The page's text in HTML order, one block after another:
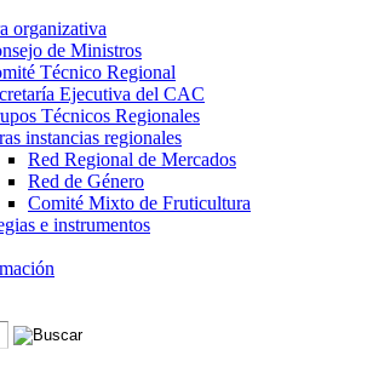
organizativa
de Ministros
Técnico Regional
Ejecutiva del CAC
Técnicos Regionales
instancias regionales
Red Regional de Mercados
Red de Género
Comité Mixto de Fruticultura
e instrumentos